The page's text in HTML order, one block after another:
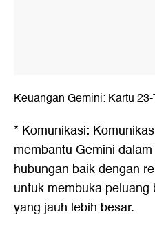
Keuangan Gemini: Kartu
* Komunikasi:
membantu Gemini
hubungan baik dengan
untuk membuka
yang jauh lebih besar.